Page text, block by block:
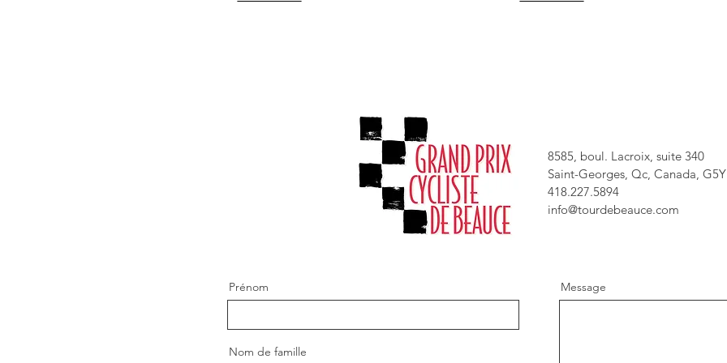
8585, boul. Lacroix, suite 340
Saint-Georges, Qc, Canada,
418.227.5894
info@tourdebeauce.com
Prénom
Nom de famille
Message